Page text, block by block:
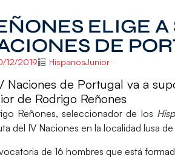
ELIGE A
DE
12/2019 HispanosJunior
Naciones de Portugal va a
de Rodrigo Reñones
Reñones, seleccionador de los
del IV Naciones en la localidad lusa de
de 16 hombres que está